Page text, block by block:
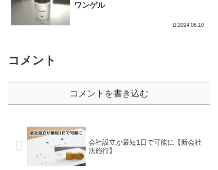
ワンゲル
2024.06.10
コメント
コメントを書き込む
会社設立が最短1日で可能に【新会社
法施行】